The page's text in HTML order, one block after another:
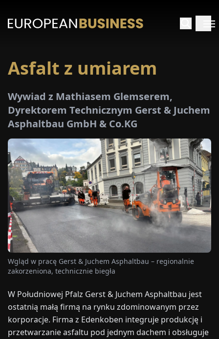
PAPER
TARGI
NAS
ENDEFRESITNLPLHU
Asfalt z umiarem
Wywiad z Mathiasem Glemserem,
Dyrektorem Technicznym Gerst & Juchem
Asphaltbau GmbH & Co.KG
Wgląd w pracę Gerst & Juchem Asphaltbau – regionalnie
zakorzeniona, technicznie biegła
W Południowej Pfalz Gerst & Juchem Asphaltbau jest
ostatnią małą firmą na rynku zdominowanym przez
korporacje. Firma z Edenkoben integruje produkcję i
przetwarzanie asfaltu pod jednym dachem i obsługuje